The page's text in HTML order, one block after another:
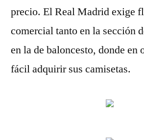
precio. El Real Madrid exige
comercial tanto en la sección
en la de baloncesto, donde en
fácil adquirir sus camisetas.